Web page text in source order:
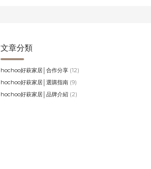
文章分類
hochoo好萩家居│合作分享 (12)
hochoo好萩家居│選購指南 (9)
hochoo好萩家居│品牌介紹 (2)